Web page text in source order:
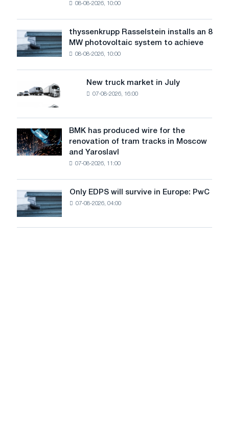
level
threatens
security
of
08-08-2026, 10:00
thyssenkrupp
Rasselstein
installs
MW
photovoltaic
to
achieve
decarbonization
goals
thyssenkrupp Rasselstein installs an 8
MW photovoltaic system to achieve
08-08-2026, 10:00
truck
in
July
New truck market in July
07-08-2026, 16:00
BMK
has
produced
renovation
of
tram
tracks
BMK has produced wire for the
renovation of tram tracks in Moscow
and Yaroslavl
07-08-2026, 11:00
Only
EDPS
will
survive
Only EDPS will survive in Europe: PwC
07-08-2026, 04:00